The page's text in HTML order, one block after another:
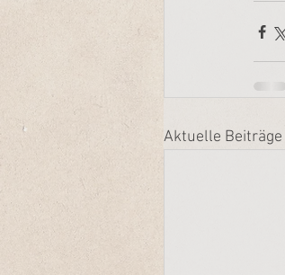
Aktuelle Beiträge